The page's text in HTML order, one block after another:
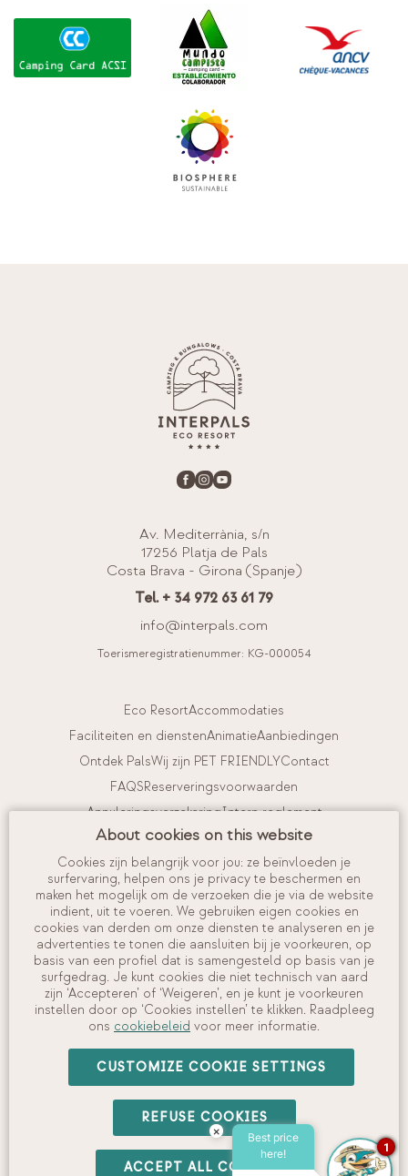
Av. Mediterrània, s/n
17256 Platja de Pals
Costa Brava - Girona (Spanje)
Tel. + 34 972 63 61 79
info@interpals.com
Toerismeregistratienummer: KG-000054
Eco ResortAccommodaties
Faciliteiten en dienstenAnimatieAanbiedingen
Ontdek PalsWij zijn PET FRIENDLYContact
FAQSReserveringsvoorwaarden
AnnuleringsverzekeringIntern reglement
Kom bij ons werken
Mijn account
Je boeking bekijken en beheren
Check in
Beschikbaarheid controleren
©2026Camping Interpals, S.A.
Privacybeleid·Cookiebeleid
Mediabeleid
With byGuestPro
About cookies on this website
Cookies zijn belangrijk voor jou: ze beïnvloeden je
surfervaring, helpen ons je privacy te beschermen en
maken het mogelijk om de verzoeken die je via de website
indient, uit te voeren. We gebruiken eigen cookies en
cookies van derden om onze diensten te analyseren en je
advertenties te tonen die aansluiten bij je voorkeuren, op
basis van een profiel dat is samengesteld op basis van je
surfgedrag. Je kunt cookies die niet technisch van aard
zijn ‘Accepteren’ of ‘Weigeren’, en je kunt je voorkeuren
instellen door op ‘Cookies instellen’ te klikken. Raadpleeg
ons cookiebeleid voor meer informatie.
CUSTOMIZE COOKIE SETTINGS
REFUSE COOKIES
ACCEPT ALL COOKIES
×
Best price
here!
1